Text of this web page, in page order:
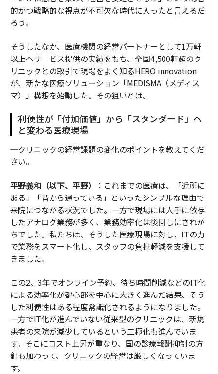
的かつ戦略的な視点が不可欠な時代に入ったと言えるだ
ろう。
そうしたなか、医療機関の経営パートナーとして1万軒
以上へサービス提供の実績をもち、全国4,500軒超のク
リニックとの取引で現場をよく知るHERO innovation
が、新たな医療ソリューション「MEDISMA（メディス
マ）」構想を始動した。その狙いとは。
利便性が「付加価値」から「スタンダード」へ
と変わる医療現場
─クリニックの経営課題の変化のポイントを教えてくだ
さい。
平野義和（以下、平野）
：これまでの医療は、「近所に
ある」「昔から通っている」といったシンプルな理由で
来院につながる状況でした。一方で現場には人手に依存
したアナログ業務が多く、業務効率化は後回しにされが
ちでした。私たちは、そうした医療現場に対し、ITの力
で業務をスマート化し、スタッフの負担軽減を支援して
きました。
この2、3年でオンライン予約、待ち時間削減などのIT化
による効率化が都心部を中心に大きく進んだ結果、そう
した利便性はある程度常識化されるようになりました。
一方でIT化が進んでいない従来型のクリニックは、新規
患者の来院が減少しているという二極化も進んでいま
す。そこにコスト上昇が重なり、国の診療報酬抑制の方
針も加わって、クリニックの経営は厳しくなっていま
す。